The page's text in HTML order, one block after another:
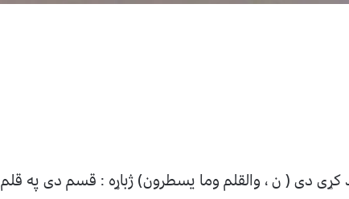
دی ( ن ، والقلم وما یسطرون) ژباړه : قسم دی په قلم